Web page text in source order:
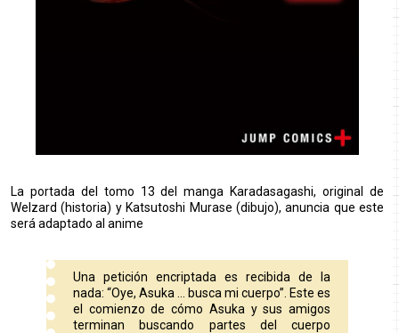
La portada del tomo 13 del manga Karadasagashi, original de
Welzard (historia) y Katsutoshi Murase (dibujo), anuncia que este
será adaptado al anime
Una petición encriptada es recibida de la
nada: “Oye, Asuka … busca mi cuerpo”. Este es
el comienzo de cómo Asuka y sus amigos
terminan buscando partes del cuerpo